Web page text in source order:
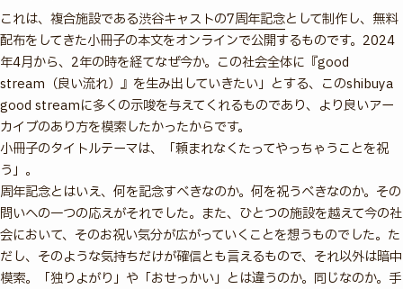
これは、複合施設である渋谷キャストの7周年記念として制作し、無料
配布をしてきた小冊子の本文をオンラインで公開するものです。2024
年4月から、2年の時を経てなぜ今か。この社会全体に『good
stream（良い流れ）』を生み出していきたい」とする、このshibuya
good streamに多くの示唆を与えてくれるものであり、より良いアー
カイブのあり方を模索したかったからです。
小冊子のタイトルテーマは、「頼まれなくたってやっちゃうことを祝
う」。
周年記念とはいえ、何を記念すべきなのか。何を祝うべきなのか。その
問いへの一つの応えがそれでした。また、ひとつの施設を越えて今の社
会において、そのお祝い気分が広がっていくことを想うものでした。た
だし、そのような気持ちだけが確信とも言えるもので、それ以外は暗中
模索。「独りよがり」や「おせっかい」とは違うのか。同じなのか。手